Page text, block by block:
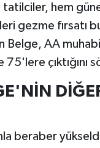
hem
gezme fırsatı
Belge, AA
75'lere çıktığını
beraber